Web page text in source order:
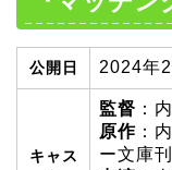
公開日 2024年
キャス
監督 ：
原作 ：
ー文庫刊